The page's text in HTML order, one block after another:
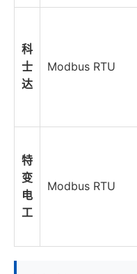
科
士
达
Modbus RTU
特
变
电
工
Modbus RTU